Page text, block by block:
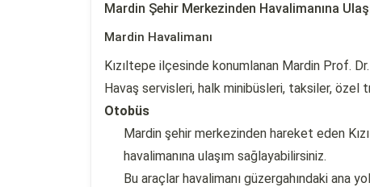
Mardin Şehir Merkezinden Havalimanına
Mardin Havalimanı
Kızıltepe ilçesinde konumlanan Mardin Prof.
Havaş servisleri, halk minibüsleri, taksiler, özel
Otobüs
Mardin şehir merkezinden hareket eden
havalimanına ulaşım sağlayabilirsiniz.
Bu araçlar havalimanı güzergahındaki ana